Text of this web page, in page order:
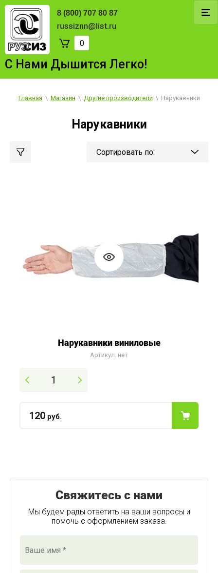
С Нами Дышится Легко!
8 (800) 707 80 87
russiznn@list.ru
0
Главная \ Магазин \ Другие производители \ Нарукавники
Нарукавники
Сортировать по
Нарукавники виниловые
Артикул: нет
120 руб.
Свяжитесь с нами
Мы будем рады ответить на ваши вопросы и
помочь с оформлением заказа.